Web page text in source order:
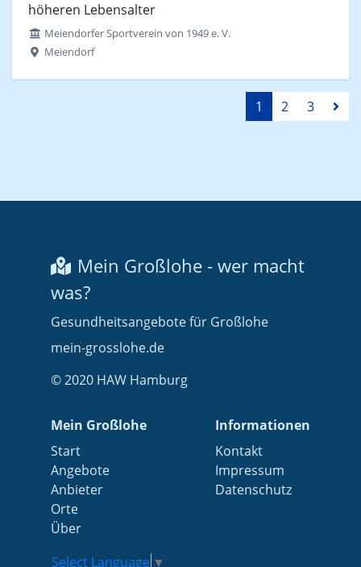
höheren Lebensalter
Meiendorfer Sportverein von 1949 e. V.
Meiendorf
1 2 3
Mein Großlohe - wer macht
was?
Gesundheitsangebote für Großlohe
mein-grosslohe.de
© 2020 HAW Hamburg
Mein Großlohe
Start
Angebote
Anbieter
Orte
Über
Informationen
Kontakt
Impressum
Datenschutz
Select Language ▼